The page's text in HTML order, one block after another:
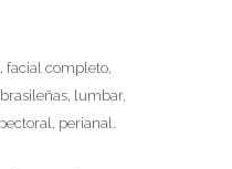
facial completo,
lumbar,
perianal.